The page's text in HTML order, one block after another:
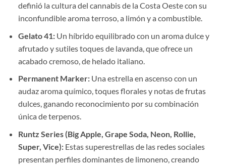
definió la cultura del cannabis de la Costa Oeste con su
inconfundible aroma terroso, a limón y a combustible.
Gelato 41:Un híbrido equilibrado con un aroma dulce y
afrutado y sutiles toques de lavanda, que ofrece un
acabado cremoso, de helado italiano.
Permanent Marker:Una estrella en ascenso con un
audaz aroma químico, toques florales y notas de frutas
dulces, ganando reconocimiento por su combinación
única de terpenos.
Runtz Series (Big Apple, Grape Soda, Neon, Rollie,
Super, Vice):Estas superestrellas de las redes sociales
presentan perfiles dominantes de limoneno, creando